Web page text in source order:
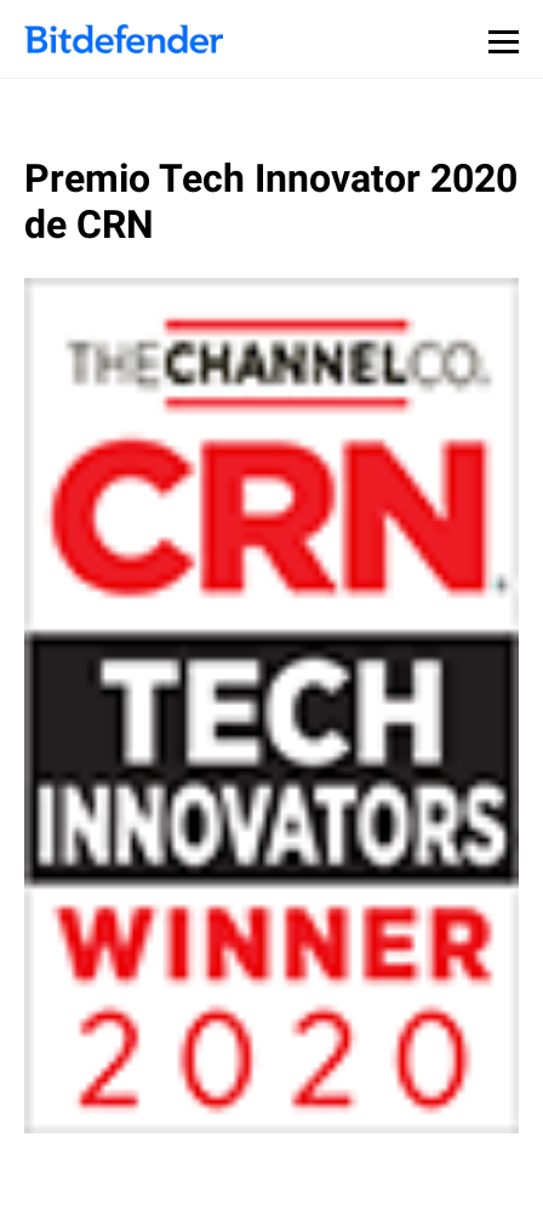
Premio Tech Innovator 2020
de CRN